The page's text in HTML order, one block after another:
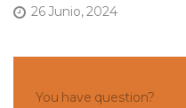
26 Junio, 2024
You have question?